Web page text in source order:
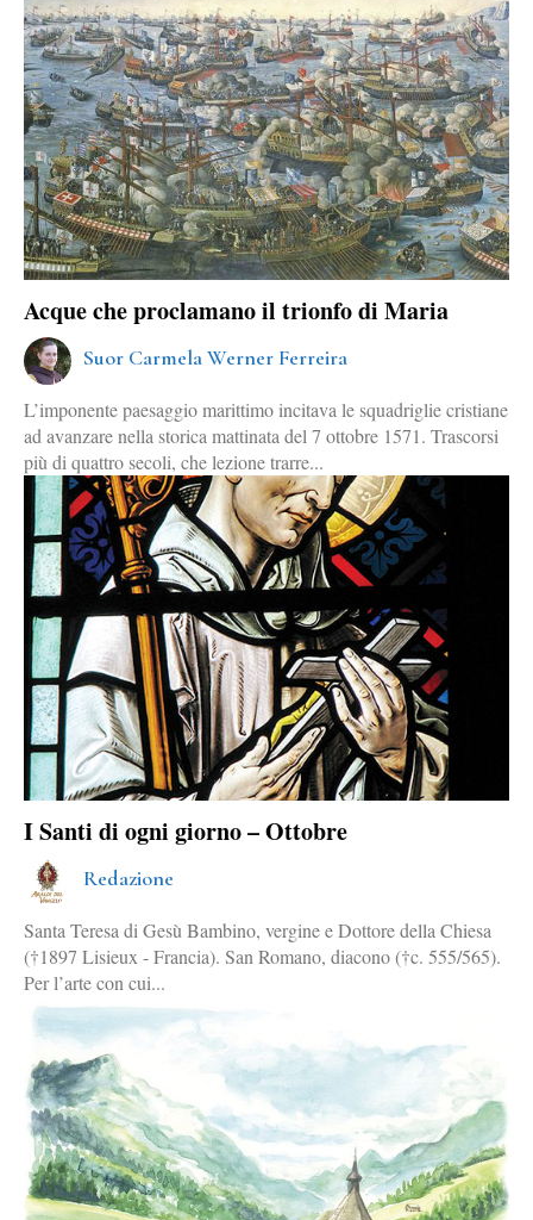
Acque che proclamano il trionfo di Maria
Suor Carmela Werner Ferreira
L’imponente paesaggio marittimo incitava le squadriglie cristiane
ad avanzare nella storica mattinata del 7 ottobre 1571. Trascorsi
più di quattro secoli, che lezione trarre...
I Santi di ogni giorno – Ottobre
Redazione
Santa Teresa di Gesù Bambino, vergine e Dottore della Chiesa
(†1897 Lisieux - Francia). San Romano, diacono (†c. 555/565).
Per l’arte con cui...